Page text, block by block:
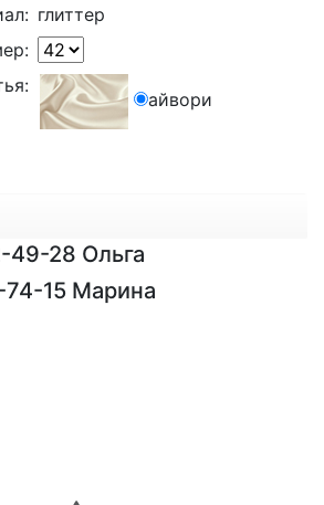
глиттер
айвори
49-28 Ольга
15 Марина